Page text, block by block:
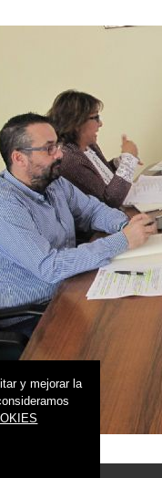
y mejorar la